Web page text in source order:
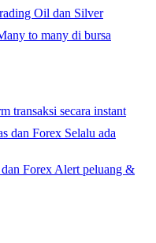
Oil dan Silver
to many di bursa
transaksi secara instant
dan Forex Selalu ada
Forex Alert peluang &